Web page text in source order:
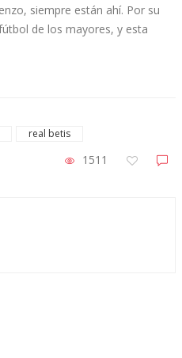
siempre están ahí­. Por su
de los mayores, y esta
real betis
1511